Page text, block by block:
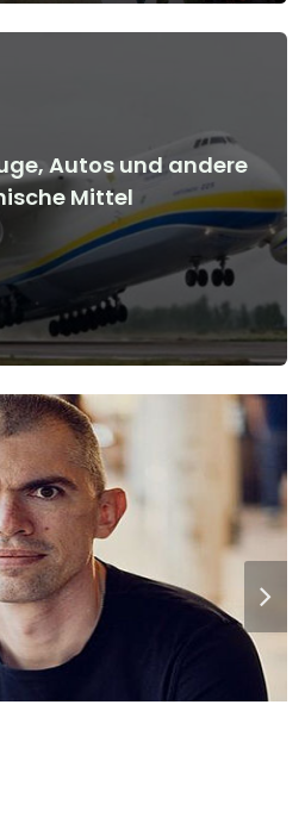
Autos und andere
Mittel
Mittel vor und nach
anzeigen